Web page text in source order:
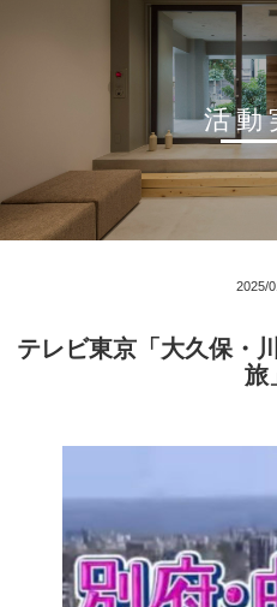
活動
会社概要
活動実績
2025/
テレビ東京「大久保・
旅